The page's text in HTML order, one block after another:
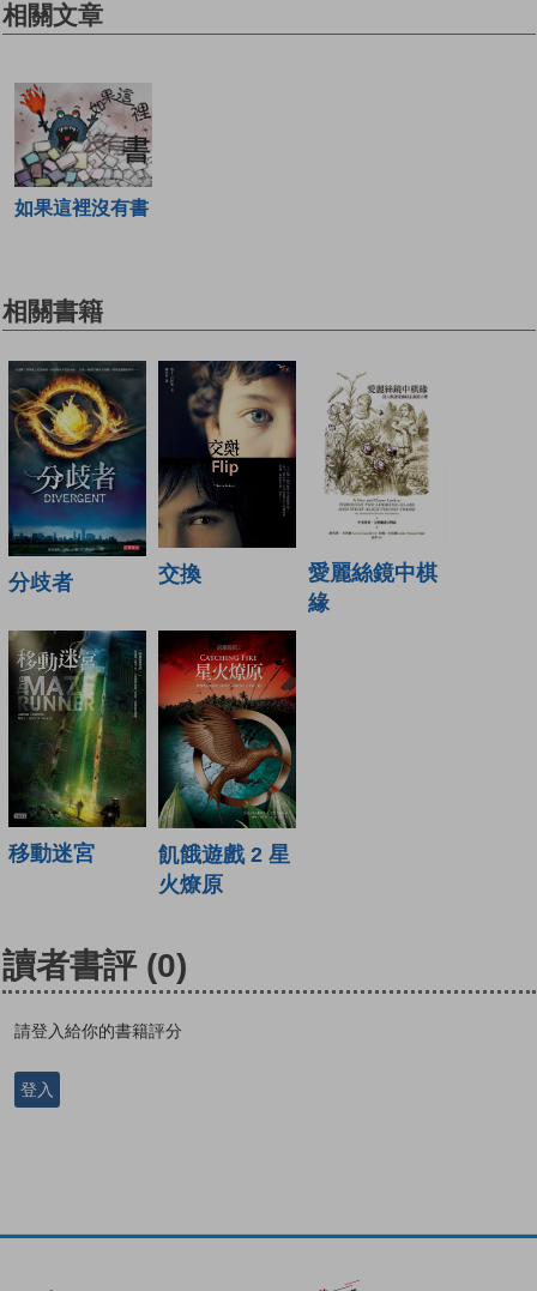
相關文章
如果這裡沒有書
相關書籍
分歧者 交換
愛麗絲鏡中棋
緣
移動迷宮
飢餓遊戲 2 星
火燎原
讀者書評 (0)
請登入給你的書籍評分
登入